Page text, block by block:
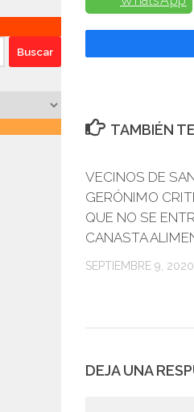
TAMBIÉN
VECINOS DE
GERÓNIMO
QUE NO SE
CANASTA
SEPTIEMBRE 9, 2020
DEJA UNA